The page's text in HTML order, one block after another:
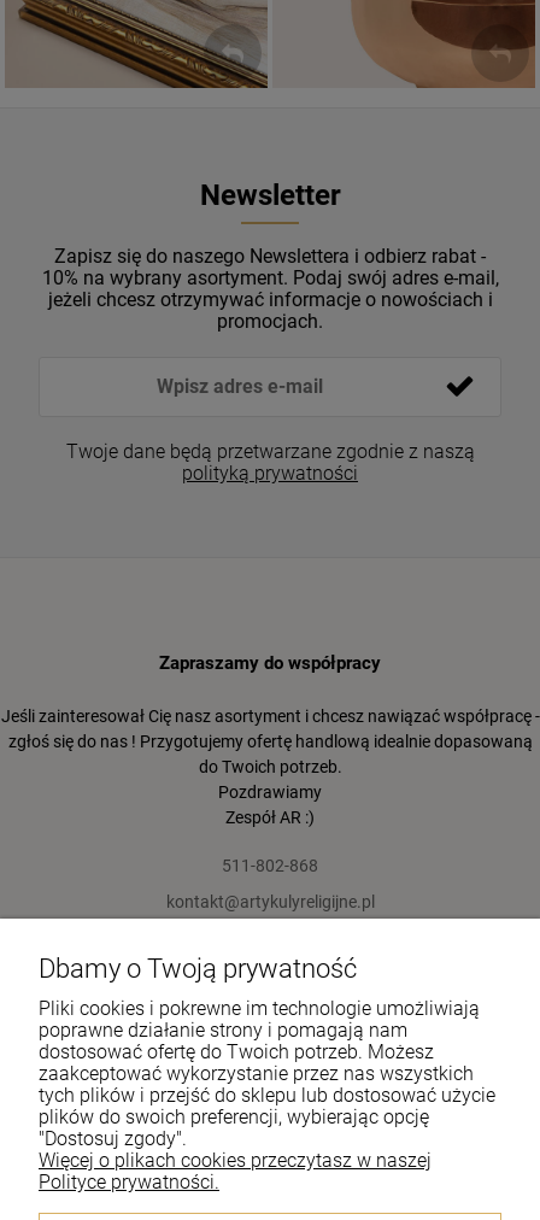
Newsletter
Zapisz się do naszego Newslettera i odbierz rabat -
10% na wybrany asortyment. Podaj swój adres e-mail,
jeżeli chcesz otrzymywać informacje o nowościach i
promocjach.
Twoje dane będą przetwarzane zgodnie z naszą
polityką prywatności
Zapraszamy do współpracy
Jeśli zainteresował Cię nasz asortyment i chcesz nawiązać współpracę -
zgłoś się do nas ! Przygotujemy ofertę handlową idealnie dopasowaną
do Twoich potrzeb.
Pozdrawiamy
Zespół AR :)
511-802-868
kontakt@artykulyreligijne.pl
Pomoc
Moje konto
Płatności i dostawa
Informacje
O nas
Dbamy o Twoją prywatność
Pliki cookies i pokrewne im technologie umożliwiają
poprawne działanie strony i pomagają nam
dostosować ofertę do Twoich potrzeb. Możesz
zaakceptować wykorzystanie przez nas wszystkich
tych plików i przejść do sklepu lub dostosować użycie
plików do swoich preferencji, wybierając opcję
"Dostosuj zgody".
Więcej o plikach cookies przeczytasz w naszej
Polityce prywatności.